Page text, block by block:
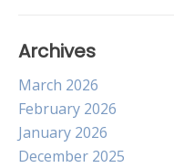
Archives
March 2026
February 2026
January 2026
December 2025